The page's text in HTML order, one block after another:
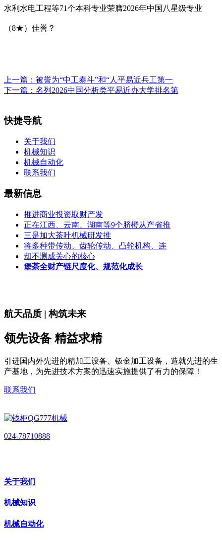
水利水电工程等71个本科专业荣膺2026年中国八星级专业
（8★）佳誉？
上一篇： 被誉为“中工泰斗”和“人平易近兵工第一
下一篇： 名列2026中国分析类平易近办大学排名第
快捷导航
关于我们
机械知识
机械自动化
联系我们
最新信息
推进商业投资取财产发
正在江西、云南、湖南等9个脐橙从产省推
三是加大茶叶机械研发推
将多种带传动、齿轮传动、凸轮机构、连
却不测成关心的核心
堡茶全财产链尺度化、规范化成长
航天品质 | 构筑未来
领先设备 精益求精
引进国内外先进的精加工设备、钣金加工设备，造就先进的生
产基地，为先进技术方案的迅速实施提供了有力的保障！
联系我们
024-78710888
关于我们
机械知识
机械自动化